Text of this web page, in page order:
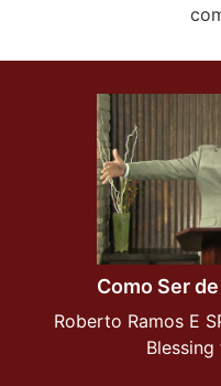
Como Ser
Roberto Ramos E